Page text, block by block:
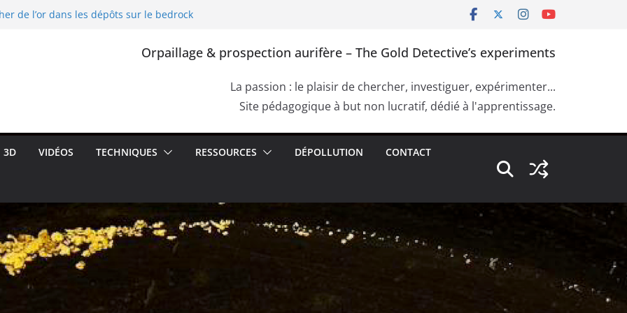
de l’or dans les dépôts sur le bedrock
de Cassius. Comment confirmer la
les failles du bedrock dans les dépôts
Orpaillage & prospection aurifère – The Gold Detective’s experiments
La passion : le plaisir de chercher, investiguer, expérimenter...
Site pédagogique à but non lucratif, dédié à l'apprentissage.
3D VIDÉOS TECHNIQUES RESSOURCES DÉPOLLUTION CONTACT